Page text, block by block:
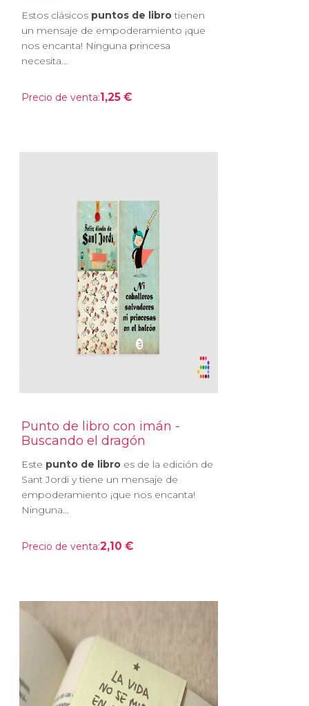
Estos clásicos puntos de libro tienen
un mensaje de empoderamiento ¡que
nos encanta! Ninguna princesa
necesita...
Precio de venta:1,25 €
Punto de libro con imán -
Buscando el dragón
Este punto de libro es de la edición de
Sant Jordi y tiene un mensaje de
empoderamiento ¡que nos encanta!
Ninguna...
Precio de venta:2,10 €